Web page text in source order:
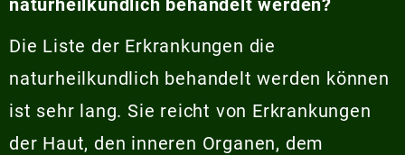
Die Liste der Erkrankungen die
naturheilkundlich behandelt werden können
ist sehr lang. Sie reicht von Erkrankungen
der Haut, den inneren Organen, dem